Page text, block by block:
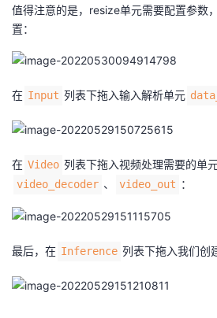
值得注意的是，resize单元需要配置参数
置：
在 Input 列表下拖入输入解析单元
在 Video 列表下拖入视频处理需要的单
video_decoder 、 video_out ：
最后，在 Inference 列表下拖入我们创